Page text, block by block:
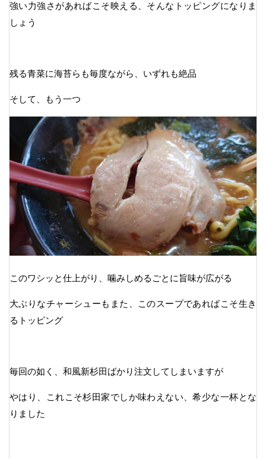
強い力強さがあればこそ映える、そんなトッピングになりま
しょう
残る青菜に海苔らも毎度ながら、いずれも絶品
そして、もう一つ
このワシッと仕上がり、噛みしめるごとに旨味が広がる
大ぶりなチャーシューもまた、このスープであればこそ生き
るトッピング
毎回の如く、和風新杉田ばかり注文してしまいますが
やはり、これこそ杉田家でしか味わえない、希少な一杯とな
りました